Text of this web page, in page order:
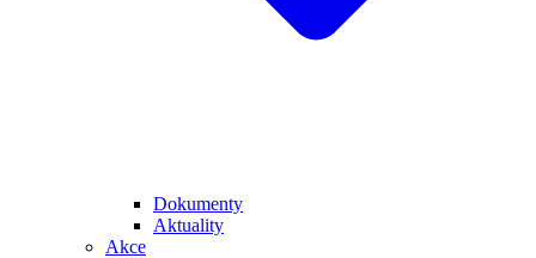
Dokumenty
Aktuality
Akce